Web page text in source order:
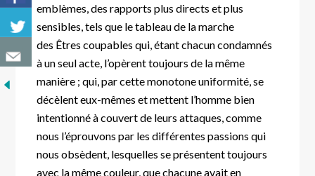
emblèmes, des rapports plus directs et plus
sensibles, tels que le tableau de la marche
des Êtres coupables qui, étant chacun condamnés
à un seul acte, l’opèrent toujours de la même
manière ; qui, par cette monotone uniformité, se
décèlent eux-mêmes et mettent l’homme bien
intentionné à couvert de leurs attaques, comme
nous l’éprouvons par les différentes passions qui
nous obsèdent, lesquelles se présentent toujours
avec la même couleur, que chacune avait en